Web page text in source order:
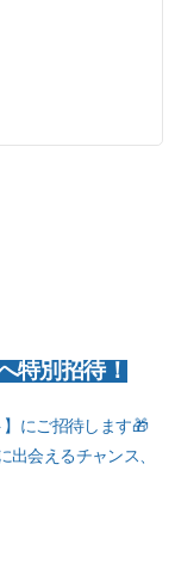
特別招待！
にご招待します🎁
出会えるチャンス、